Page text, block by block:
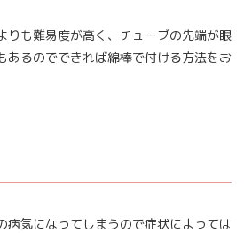
りも難易度が高く、チューブの先端が眼
あるのでできれば綿棒で付ける方法をお
病気になってしまうので症状によっては